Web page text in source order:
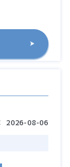
2026-08-06